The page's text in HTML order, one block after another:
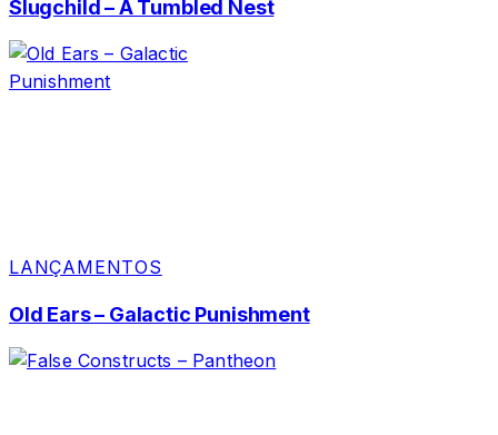
Slugchild – A Tumbled Nest
LANÇAMENTOS
Old Ears – Galactic Punishment